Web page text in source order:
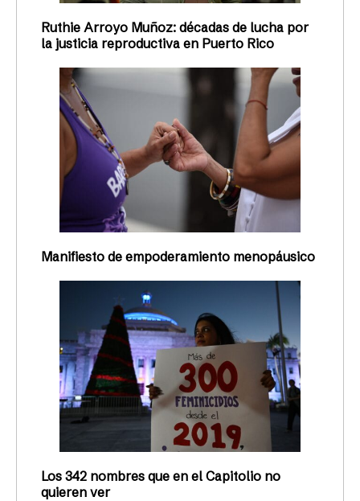
Ruthie Arroyo Muñoz: décadas de lucha por
la justicia reproductiva en Puerto Rico
Manifiesto de empoderamiento menopáusico
Los 342 nombres que en el Capitolio no
quieren ver